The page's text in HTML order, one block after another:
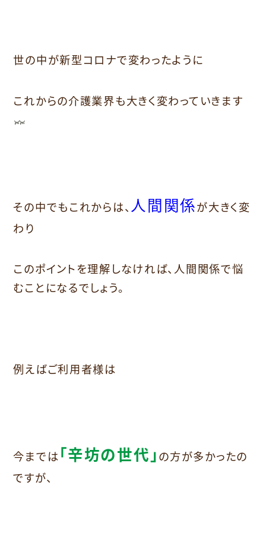
世の中が新型コロナで変わったように
これからの介護業界も大きく変わっていきます
その中でもこれからは、 人間関係が大きく変
わり
このポイントを理解しなければ、人間関係で悩
むことになるでしょう。
例えばご利用者様は
今までは「辛坊の世代」の方が多かったの
ですが、